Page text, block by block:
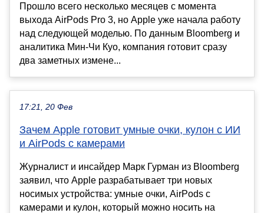
Прошло всего несколько месяцев с момента
выхода AirPods Pro 3, но Apple уже начала работу
над следующей моделью. По данным Bloomberg и
аналитика Мин-Чи Куо, компания готовит сразу
два заметных измене...
17:21, 20 Фев
Зачем Apple готовит умные очки, кулон с ИИ
и AirPods с камерами
Журналист и инсайдер Марк Гурман из Bloomberg
заявил, что Apple разрабатывает три новых
носимых устройства: умные очки, AirPods с
камерами и кулон, который можно носить на